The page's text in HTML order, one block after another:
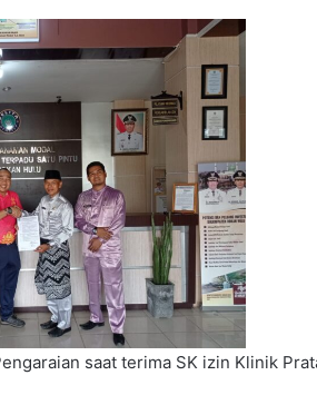
saat terima SK izin Klinik